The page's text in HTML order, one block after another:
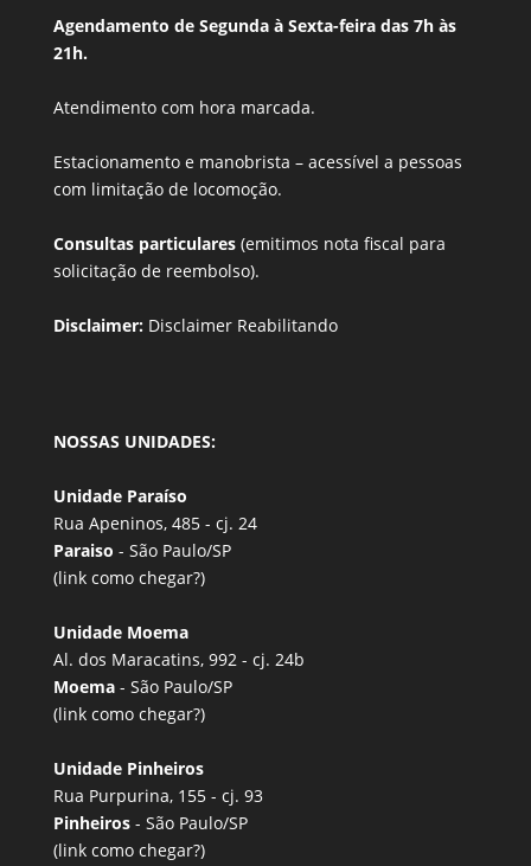
Agendamento de Segunda à Sexta-feira das 7h às
21h.
Atendimento com hora marcada.
Estacionamento e manobrista – acessível a pessoas
com limitação de locomoção.
Consultas particulares (emitimos nota fiscal para
solicitação de reembolso).
Disclaimer: Disclaimer Reabilitando
NOSSAS UNIDADES:
Unidade Paraíso
Rua Apeninos, 485 - cj. 24
Paraiso - São Paulo/SP
(link como chegar?)
Unidade Moema
Al. dos Maracatins, 992 - cj. 24b
Moema - São Paulo/SP
(link como chegar?)
Unidade Pinheiros
Rua Purpurina, 155 - cj. 93
Pinheiros - São Paulo/SP
(link como chegar?)